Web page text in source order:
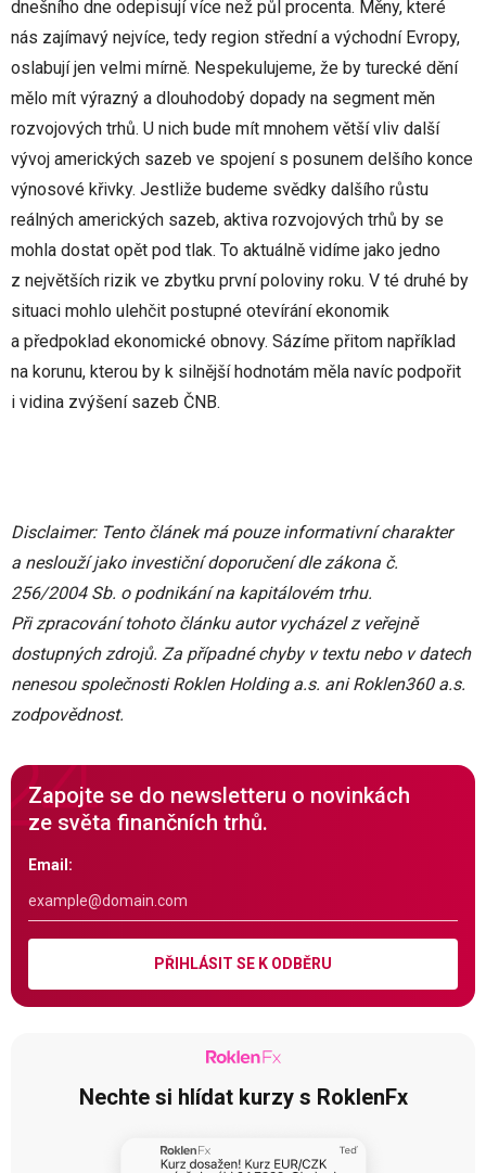
dnešního dne odepisují více než půl procenta. Měny, které
nás zajímavý nejvíce, tedy region střední a východní Evropy,
oslabují jen velmi mírně. Nespekulujeme, že by turecké dění
mělo mít výrazný a dlouhodobý dopady na segment měn
rozvojových trhů. U nich bude mít mnohem větší vliv další
vývoj amerických sazeb ve spojení s posunem delšího konce
výnosové křivky. Jestliže budeme svědky dalšího růstu
reálných amerických sazeb, aktiva rozvojových trhů by se
mohla dostat opět pod tlak. To aktuálně vidíme jako jedno
z největších rizik ve zbytku první poloviny roku. V té druhé by
situaci mohlo ulehčit postupné otevírání ekonomik
a předpoklad ekonomické obnovy. Sázíme přitom například
na korunu, kterou by k silnější hodnotám měla navíc podpořit
i vidina zvýšení sazeb ČNB.
Disclaimer: Tento článek má pouze informativní charakter
a neslouží jako investiční doporučení dle zákona č.
256/2004 Sb. o podnikání na kapitálovém trhu.
Při zpracování tohoto článku autor vycházel z veřejně
dostupných zdrojů. Za případné chyby v textu nebo v datech
nenesou společnosti Roklen Holding a.s. ani Roklen360 a.s.
zodpovědnost.
Zapojte se do newsletteru o novinkách
ze světa finančních trhů.
Email:
PŘIHLÁSIT SE K ODBĚRU
Nechte si hlídat kurzy s RoklenFx